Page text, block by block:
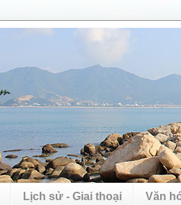
Lịch sử - Giai thoại Văn